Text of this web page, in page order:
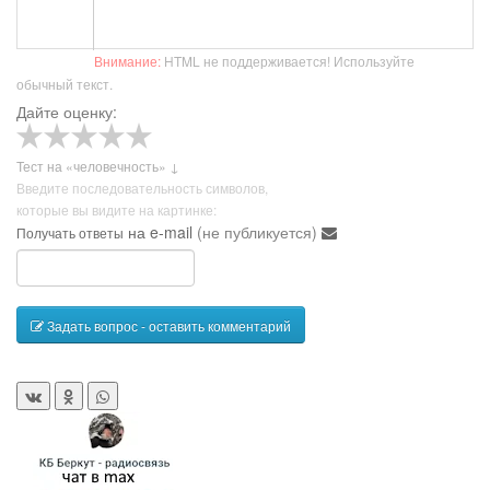
Внимание: HTML не поддерживается! Используйте
обычный текст.
Дайте оценку:
Тест на «человечность» ↓
Введите последовательность символов,
которые вы видите на картинке:
Получать ответы на e-mail (не публикуется)
Задать вопрос - оставить комментарий